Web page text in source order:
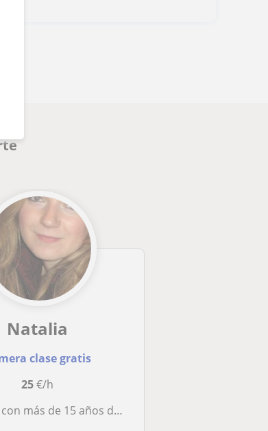
Natalia
clase gratis
25€/h
de experiencia (inglés, ruso, ucraniano, español para extranjeros)